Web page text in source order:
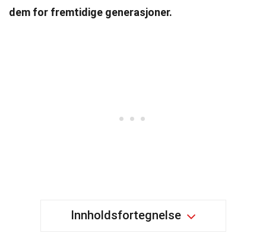
dem for fremtidige generasjoner.
Innholdsfortegnelse